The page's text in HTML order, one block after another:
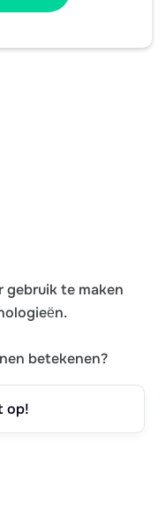
gebruik te maken
betekenen?
op!